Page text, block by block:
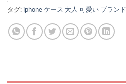
タグ: iphone ケース 大人 可愛い ブランド